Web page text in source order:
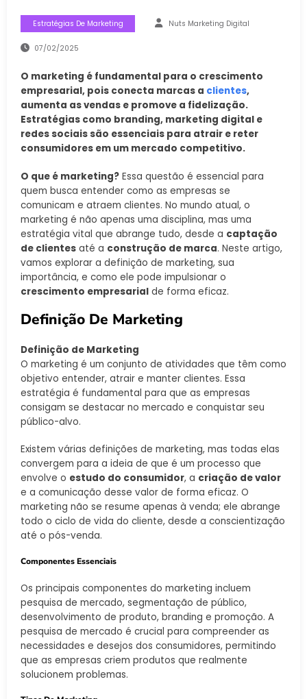
Estratégias De Marketing Nuts Marketing Digital
07/02/2025
O marketing é fundamental para o crescimento
empresarial, pois conecta marcas a clientes,
aumenta as vendas e promove a fidelização.
Estratégias como branding, marketing digital e
redes sociais são essenciais para atrair e reter
consumidores em um mercado competitivo.
O que é marketing? Essa questão é essencial para
quem busca entender como as empresas se
comunicam e atraem clientes. No mundo atual, o
marketing é não apenas uma disciplina, mas uma
estratégia vital que abrange tudo, desde a captação
de clientes até a construção de marca. Neste artigo,
vamos explorar a definição de marketing, sua
importância, e como ele pode impulsionar o
crescimento empresarial de forma eficaz.
Definição De Marketing
Definição de Marketing
O marketing é um conjunto de atividades que têm como
objetivo entender, atrair e manter clientes. Essa
estratégia é fundamental para que as empresas
consigam se destacar no mercado e conquistar seu
público-alvo.
Existem várias definições de marketing, mas todas elas
convergem para a ideia de que é um processo que
envolve o estudo do consumidor, a criação de valor
e a comunicação desse valor de forma eficaz. O
marketing não se resume apenas à venda; ele abrange
todo o ciclo de vida do cliente, desde a conscientização
até o pós-venda.
Componentes Essenciais
Os principais componentes do marketing incluem
pesquisa de mercado, segmentação de público,
desenvolvimento de produto, branding e promoção. A
pesquisa de mercado é crucial para compreender as
necessidades e desejos dos consumidores, permitindo
que as empresas criem produtos que realmente
solucionem problemas.